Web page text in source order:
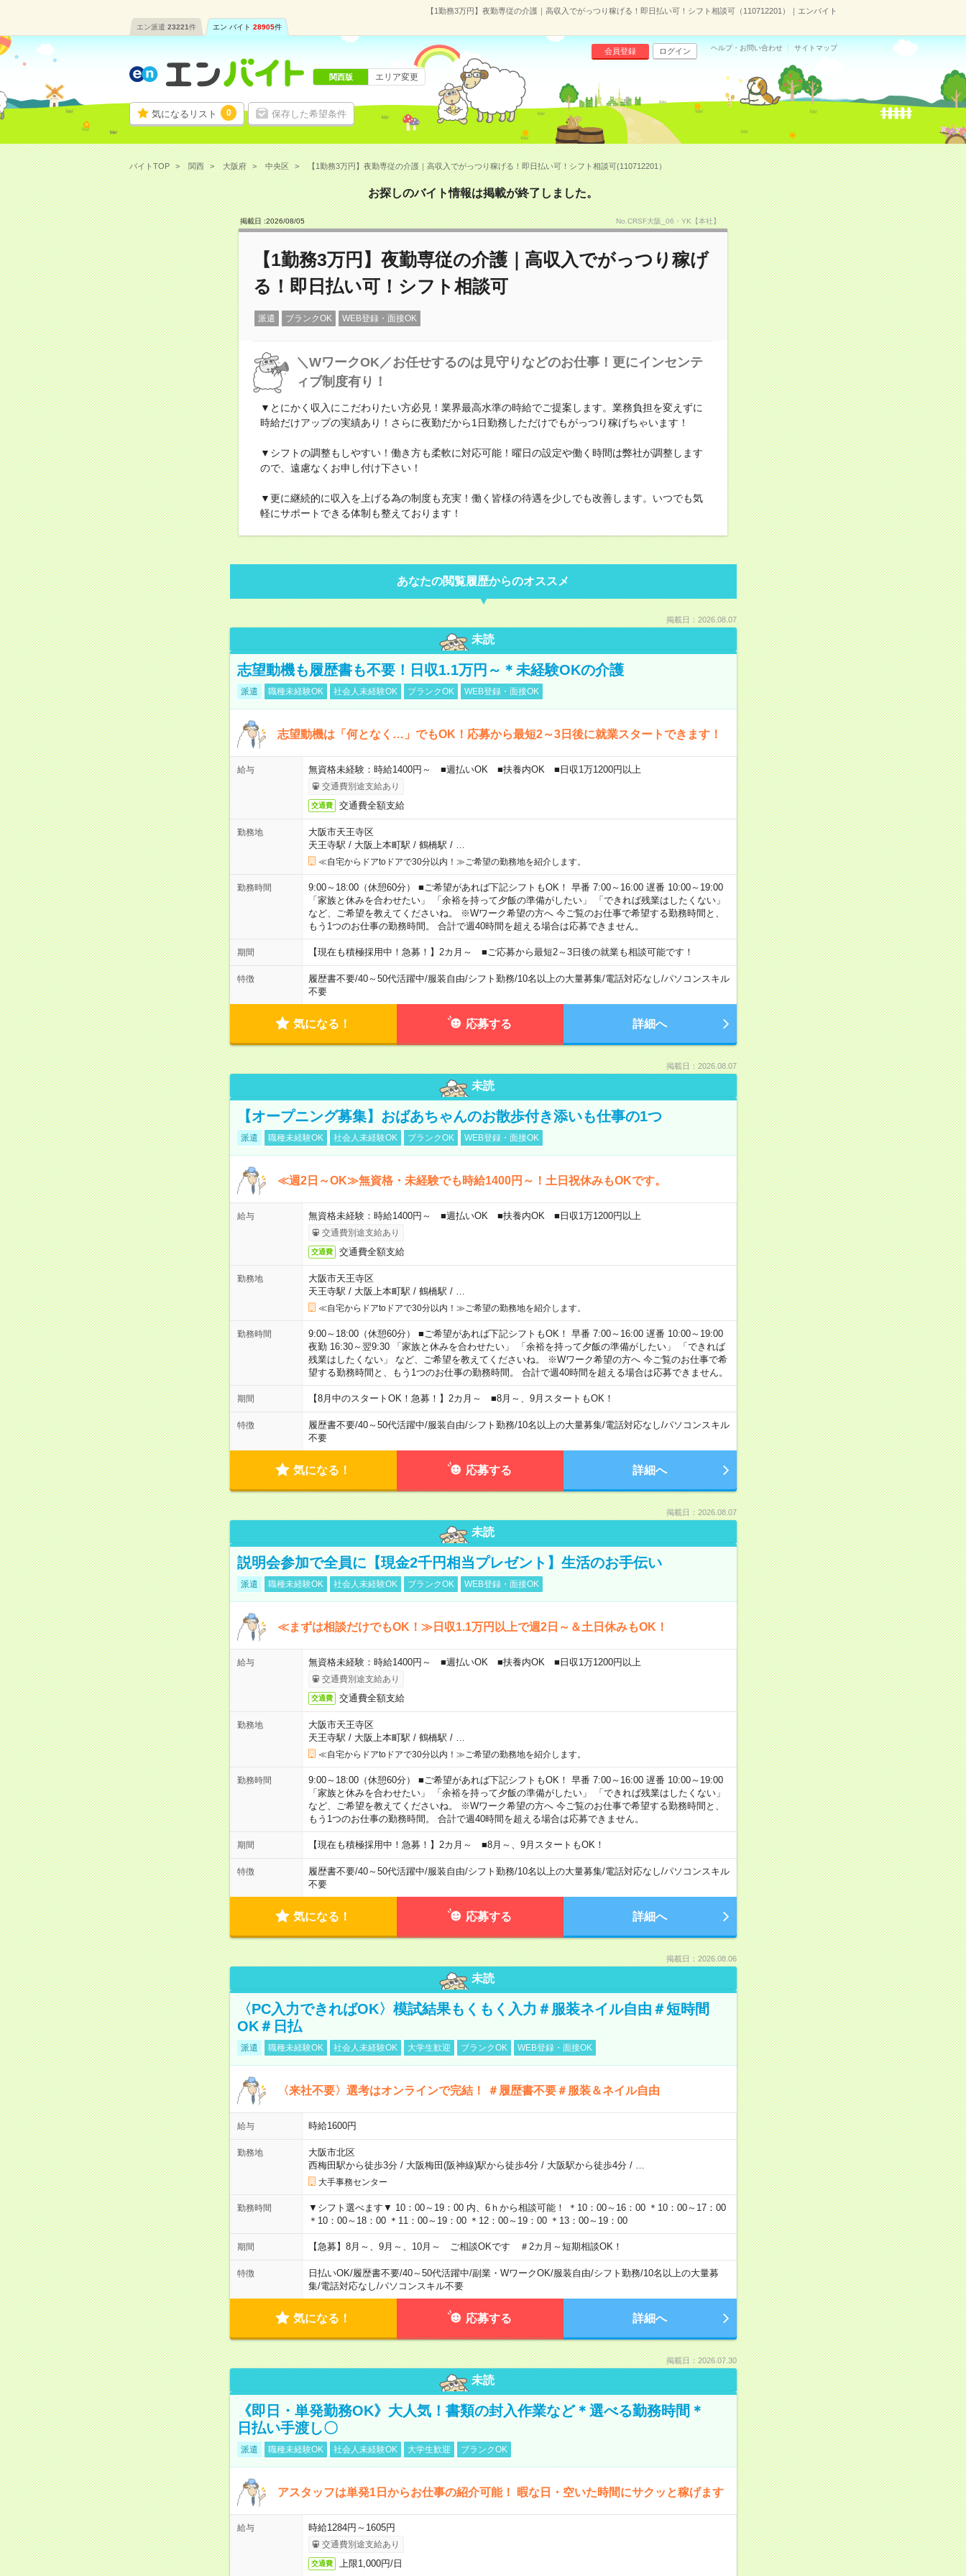
【1勤務3万円】夜勤専従の介護｜高収入でがっつり稼げる！即日払い可！シフト相談可（110712201）｜エンバイト
エン派遣 23221件 エン バイト 28905件
気になるリスト 0 保存した希望条件
会員登録 ログイン ヘルプ・お問い合わせ サイトマップ
関西版 エリア変更
バイトTOP 関西 大阪府 中央区 【1勤務3万円】夜勤専従の介護｜高収入でがっつり稼げる！即日払い可！シフト相談可(110712201）
お探しのバイト情報は掲載が終了しました。
掲載日 :2026/08/05 No.CRSF大阪_06・YK【本社】
【1勤務3万円】夜勤専従の介護｜高収入でがっつり稼げ
る！即日払い可！シフト相談可
派遣 ブランクOK WEB登録・面接OK
＼WワークOK／お任せするのは見守りなどのお仕事！更にインセンテ
ィブ制度有り！
▼とにかく収入にこだわりたい方必見！業界最高水準の時給でご提案します。業務負担を変えずに
時給だけアップの実績あり！さらに夜勤だから1日勤務しただけでもがっつり稼げちゃいます！
▼シフトの調整もしやすい！働き方も柔軟に対応可能！曜日の設定や働く時間は弊社が調整します
ので、遠慮なくお申し付け下さい！
▼更に継続的に収入を上げる為の制度も充実！働く皆様の待遇を少しでも改善します。いつでも気
軽にサポートできる体制も整えております！
あなたの閲覧履歴からのオススメ
掲載日：2026.08.07
未読
志望動機も履歴書も不要！日収1.1万円～＊未経験OKの介護
派遣 職種未経験OK 社会人未経験OK ブランクOK WEB登録・面接OK
志望動機は「何となく…」でもOK！応募から最短2～3日後に就業スタートできます！
給与 無資格未経験：時給1400円～ ■週払いOK ■扶養内OK ■日収1万1200円以上
交通費別途支給あり
交通費 交通費全額支給
勤務地
大阪市天王寺区
天王寺駅 / 大阪上本町駅 / 鶴橋駅 /
≪自宅からドアtoドアで30分以内！≫ご希望の勤務地を紹介します。
勤務時間
9:00～18:00（休憩60分） ■ご希望があれば下記シフトもOK！ 早番 7:00～16:00 遅番 10:00～19:00
「家族と休みを合わせたい」 「余裕を持って夕飯の準備がしたい」 「できれば残業はしたくない」
など、ご希望を教えてくださいね。 ※Wワーク希望の方へ 今ご覧のお仕事で希望する勤務時間と、
もう1つのお仕事の勤務時間。 合計で週40時間を超える場合は応募できません。
期間 【現在も積極採用中！急募！】2カ月～ ■ご応募から最短2～3日後の就業も相談可能です！
特徴 履歴書不要/40～50代活躍中/服装自由/シフト勤務/10名以上の大量募集/電話対応なし/パソコンスキル
不要
気になる！ 応募する 詳細へ
掲載日：2026.08.07
未読
【オープニング募集】おばあちゃんのお散歩付き添いも仕事の1つ
派遣 職種未経験OK 社会人未経験OK ブランクOK WEB登録・面接OK
≪週2日～OK≫無資格・未経験でも時給1400円～！土日祝休みもOKです。
給与 無資格未経験：時給1400円～ ■週払いOK ■扶養内OK ■日収1万1200円以上
交通費別途支給あり
交通費 交通費全額支給
勤務地
大阪市天王寺区
天王寺駅 / 大阪上本町駅 / 鶴橋駅 /
≪自宅からドアtoドアで30分以内！≫ご希望の勤務地を紹介します。
勤務時間
9:00～18:00（休憩60分） ■ご希望があれば下記シフトもOK！ 早番 7:00～16:00 遅番 10:00～19:00
夜勤 16:30～翌9:30 「家族と休みを合わせたい」 「余裕を持って夕飯の準備がしたい」 「できれば
残業はしたくない」 など、ご希望を教えてくださいね。 ※Wワーク希望の方へ 今ご覧のお仕事で希
望する勤務時間と、もう1つのお仕事の勤務時間。 合計で週40時間を超える場合は応募できません。
期間 【8月中のスタートOK！急募！】2カ月～ ■8月～、9月スタートもOK！
特徴 履歴書不要/40～50代活躍中/服装自由/シフト勤務/10名以上の大量募集/電話対応なし/パソコンスキル
不要
気になる！ 応募する 詳細へ
掲載日：2026.08.07
未読
説明会参加で全員に【現金2千円相当プレゼント】生活のお手伝い
派遣 職種未経験OK 社会人未経験OK ブランクOK WEB登録・面接OK
≪まずは相談だけでもOK！≫日収1.1万円以上で週2日～＆土日休みもOK！
給与 無資格未経験：時給1400円～ ■週払いOK ■扶養内OK ■日収1万1200円以上
交通費別途支給あり
交通費 交通費全額支給
勤務地
大阪市天王寺区
天王寺駅 / 大阪上本町駅 / 鶴橋駅 /
≪自宅からドアtoドアで30分以内！≫ご希望の勤務地を紹介します。
勤務時間
9:00～18:00（休憩60分） ■ご希望があれば下記シフトもOK！ 早番 7:00～16:00 遅番 10:00～19:00
「家族と休みを合わせたい」 「余裕を持って夕飯の準備がしたい」 「できれば残業はしたくない」
など、ご希望を教えてくださいね。 ※Wワーク希望の方へ 今ご覧のお仕事で希望する勤務時間と、
もう1つのお仕事の勤務時間。 合計で週40時間を超える場合は応募できません。
期間 【現在も積極採用中！急募！】2カ月～ ■8月～、9月スタートもOK！
特徴 履歴書不要/40～50代活躍中/服装自由/シフト勤務/10名以上の大量募集/電話対応なし/パソコンスキル
不要
気になる！ 応募する 詳細へ
掲載日：2026.08.06
未読
〈PC入力できればOK〉模試結果もくもく入力＃服装ネイル自由＃短時間
OK＃日払
派遣 職種未経験OK 社会人未経験OK 大学生歓迎 ブランクOK WEB登録・面接OK
〈来社不要〉選考はオンラインで完結！ ＃履歴書不要＃服装＆ネイル自由
給与 時給1600円
勤務地
大阪市北区
西梅田駅から徒歩3分/ 大阪梅田(阪神線)駅から徒歩4分/ 大阪駅から徒歩4分/
大手事務センター
勤務時間
▼シフト選べます▼ 10：00～19：00 内、6ｈから相談可能！ ＊10：00～16：00 ＊10：00～17：00
＊10：00～18：00 ＊11：00～19：00 ＊12：00～19：00 ＊13：00～19：00
期間 【急募】8月～、9月～、10月～ ご相談OKです ＃2カ月～短期相談OK！
特徴 日払いOK/履歴書不要/40～50代活躍中/副業・WワークOK/服装自由/シフト勤務/10名以上の大量募
集/電話対応なし/パソコンスキル不要
気になる！ 応募する 詳細へ
掲載日：2026.07.30
未読
《即日・単発勤務OK》大人気！書類の封入作業など＊選べる勤務時間＊
日払い手渡し〇
派遣 職種未経験OK 社会人未経験OK 大学生歓迎 ブランクOK
アスタッフは単発1日からお仕事の紹介可能！ 暇な日・空いた時間にサクッと稼げます
給与 時給1284円～1605円
交通費別途支給あり
交通費 上限1,000円/日